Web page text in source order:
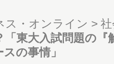
ス・オンライン
「東大入試問題の
の事情」